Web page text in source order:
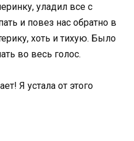
уладил все с
и повез нас обратно в
хоть и тихую. Было
во весь голос.
Я устала от этого